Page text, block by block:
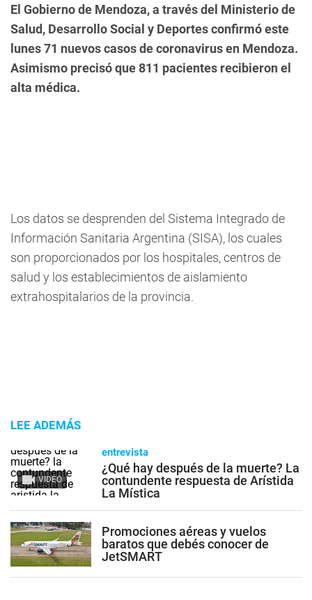
El Gobierno de Mendoza, a través del Ministerio de
Salud, Desarrollo Social y Deportes confirmó este
lunes 71 nuevos casos de coronavirus en Mendoza.
Asimismo precisó que 811 pacientes recibieron el
alta médica.
Los datos se desprenden del Sistema Integrado de
Información Sanitaria Argentina (SISA), los cuales
son proporcionados por los hospitales, centros de
salud y los establecimientos de aislamiento
extrahospitalarios de la provincia.
LEE ADEMÁS
VIDEO
entrevista
¿Qué hay después de la muerte? La
contundente respuesta de Arístida
La Mística
Promociones aéreas y vuelos
baratos que debés conocer de
JetSMART